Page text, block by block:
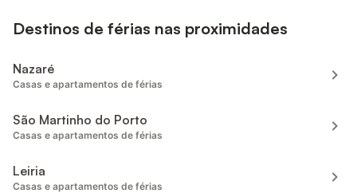
Destinos de férias nas proximidades
Nazaré
Casas e apartamentos de férias
São Martinho do Porto
Casas e apartamentos de férias
Leiria
Casas e apartamentos de férias